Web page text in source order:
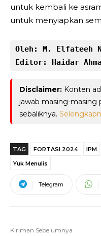
untuk kembali ke
untuk menyiapkan
Oleh: M. Elfateeh
Editor: Haidar
Disclaimer: Konten
jawab masing-masing
sebaliknya.
TAG FORTASI 2024 IPM
Yuk Menulis
Telegram
Kiriman Sebelumnya